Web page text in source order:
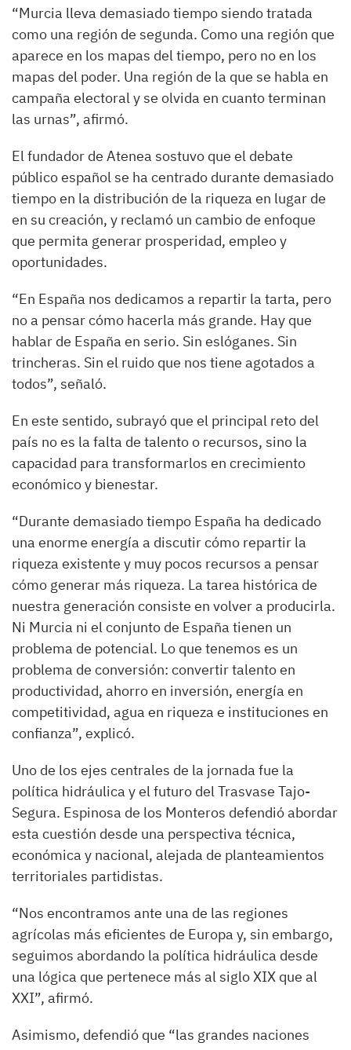
“Murcia lleva demasiado tiempo siendo tratada
como una región de segunda. Como una región que
aparece en los mapas del tiempo, pero no en los
mapas del poder. Una región de la que se habla en
campaña electoral y se olvida en cuanto terminan
las urnas”, afirmó.
El fundador de Atenea sostuvo que el debate
público español se ha centrado durante demasiado
tiempo en la distribución de la riqueza en lugar de
en su creación, y reclamó un cambio de enfoque
que permita generar prosperidad, empleo y
oportunidades.
“En España nos dedicamos a repartir la tarta, pero
no a pensar cómo hacerla más grande. Hay que
hablar de España en serio. Sin eslóganes. Sin
trincheras. Sin el ruido que nos tiene agotados a
todos”, señaló.
En este sentido, subrayó que el principal reto del
país no es la falta de talento o recursos, sino la
capacidad para transformarlos en crecimiento
económico y bienestar.
“Durante demasiado tiempo España ha dedicado
una enorme energía a discutir cómo repartir la
riqueza existente y muy pocos recursos a pensar
cómo generar más riqueza. La tarea histórica de
nuestra generación consiste en volver a producirla.
Ni Murcia ni el conjunto de España tienen un
problema de potencial. Lo que tenemos es un
problema de conversión: convertir talento en
productividad, ahorro en inversión, energía en
competitividad, agua en riqueza e instituciones en
confianza”, explicó.
Uno de los ejes centrales de la jornada fue la
política hidráulica y el futuro del Trasvase Tajo-
Segura. Espinosa de los Monteros defendió abordar
esta cuestión desde una perspectiva técnica,
económica y nacional, alejada de planteamientos
territoriales partidistas.
“Nos encontramos ante una de las regiones
agrícolas más eficientes de Europa y, sin embargo,
seguimos abordando la política hidráulica desde
una lógica que pertenece más al siglo XIX que al
XXI”, afirmó.
Asimismo, defendió que “las grandes naciones